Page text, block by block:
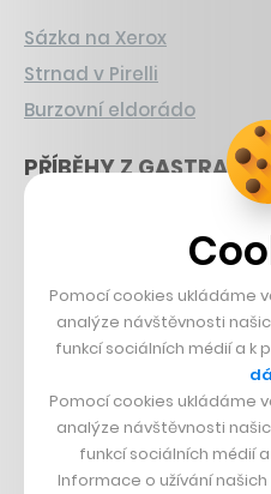
Sázka na Xerox
Strnad v Pirelli
Burzovní eldorádo
PŘÍBĚHY Z GASTRA
Francouzský šéfkuchař
Dva golfisti, co pečou
DESIGN
Bomma není tichá
Originální hodinky
Nábytek z betonu
Pomocí cookies ukládáme
analýze návštěvnosti
funkcí sociálních médií a k
Pomocí cookies ukládáme
analýze návštěvnosti
funkcí sociálních médií
Informace o užívání